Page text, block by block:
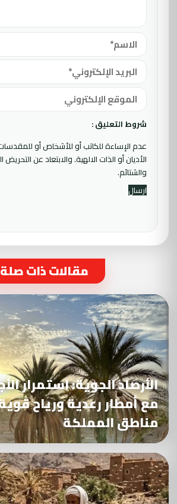
شروط التعليق :
عدم الإساءة للكاتب أو للأشخاص أو
الأديان أو الذات الالهية. والابتعاد عن
والشتائم.
مقالات ذات صلة
الأرصاد الجوية: استمرار
مع أمطار رعدية ورياح
مناطق المملكة